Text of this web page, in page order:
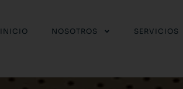
INICIO
NOSOTROS SERVICIOS